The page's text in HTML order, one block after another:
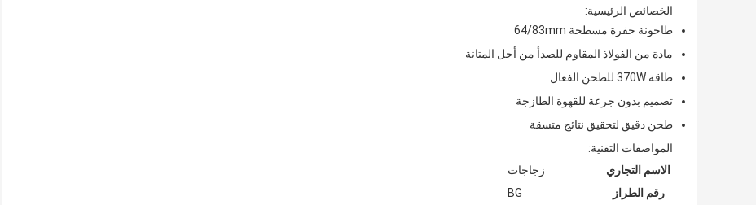
الخصائص الرئيسية:
طاحونة حفرة مسطحة 64/83mm
مادة من الفولاذ المقاوم للصدأ من أجل المتانة
طاقة 370W للطحن الفعال
تصميم بدون جرعة للقهوة الطازجة
طحن دقيق لتحقيق نتائج متسقة
المواصفات التقنية:
الاسم التجاري
زجاجات
رقم الطراز
BG